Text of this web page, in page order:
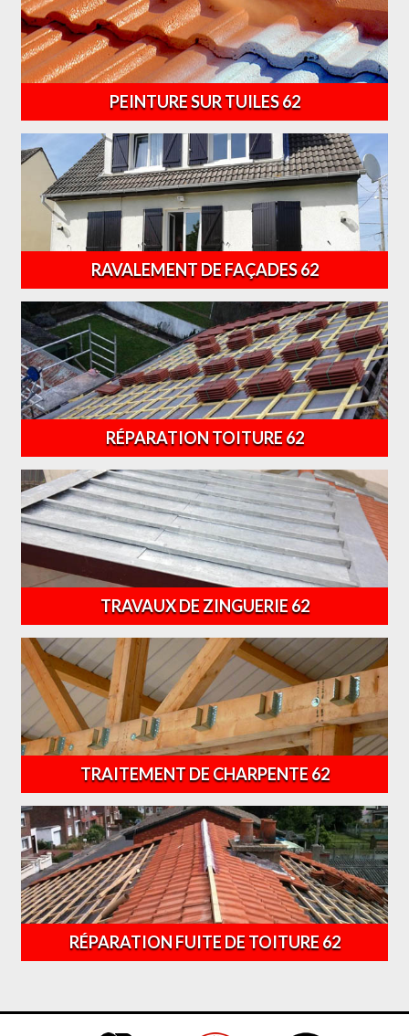
PEINTURE SUR TUILES 62
RAVALEMENT DE FAÇADES 62
RÉPARATION TOITURE 62
TRAVAUX DE ZINGUERIE 62
TRAITEMENT DE CHARPENTE 62
RÉPARATION FUITE DE TOITURE 62